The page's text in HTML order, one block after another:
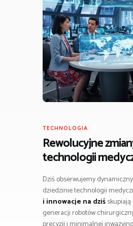
TECHNOLOGIA
Rewolucyjne
technologii
Dziś obserwujemy
dziedzinie technologii
i innowacje na dziśskupiają
generacji robotów